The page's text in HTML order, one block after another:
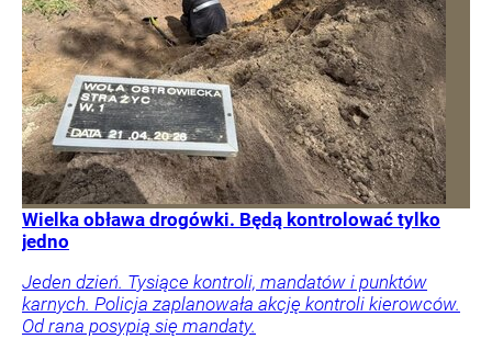
Wielka obława drogówki. Będą kontrolować tylko
jedno
Jeden dzień. Tysiące kontroli, mandatów i punktów
karnych. Policja zaplanowała akcję kontroli kierowców.
Od rana posypią się mandaty.